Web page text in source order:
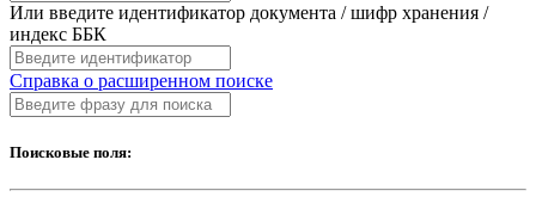
Или введите идентификатор документа / шифр хранения /
индекс ББК
Справка о расширенном поиске
Поисковые поля: